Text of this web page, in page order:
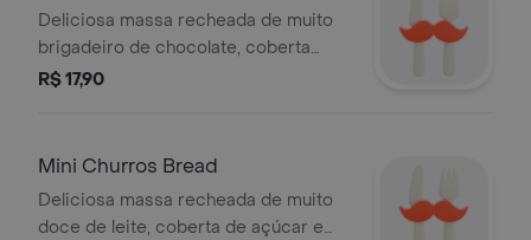
Deliciosa massa recheada de muito
brigadeiro de chocolate, coberta
com creme de baunilha e granulado
R$ 17,90
Mini Churros Bread
Deliciosa massa recheada de muito
doce de leite, coberta de açúcar e